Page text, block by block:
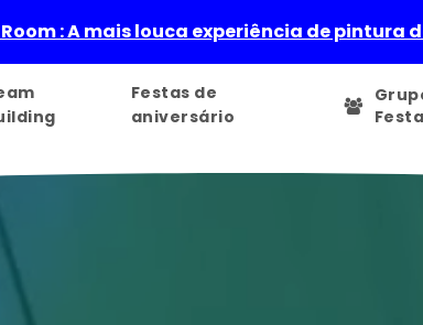
: A mais louca experiência de pintura
Festas de
aniversário